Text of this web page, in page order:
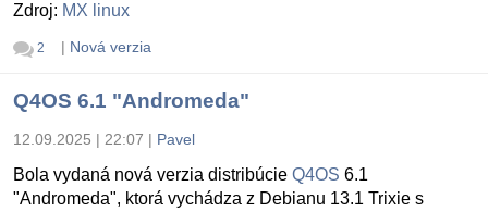
Zdroj: MX linux
2 | Nová verzia
Q4OS 6.1 "Andromeda"
12.09.2025 | 22:07 | Pavel
Bola vydaná nová verzia distribúcie Q4OS 6.1
"Andromeda", ktorá vychádza z Debianu 13.1 Trixie s